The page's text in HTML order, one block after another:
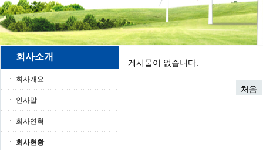
회사소개
회사개요
인사말
회사연혁
회사현황
게시물이 없습니다.
처음